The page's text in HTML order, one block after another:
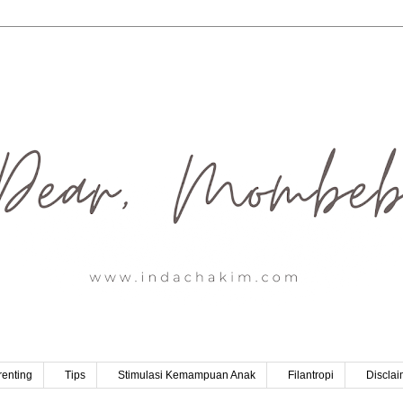
Tips Stimulasi Kemampuan Anak Filantropi